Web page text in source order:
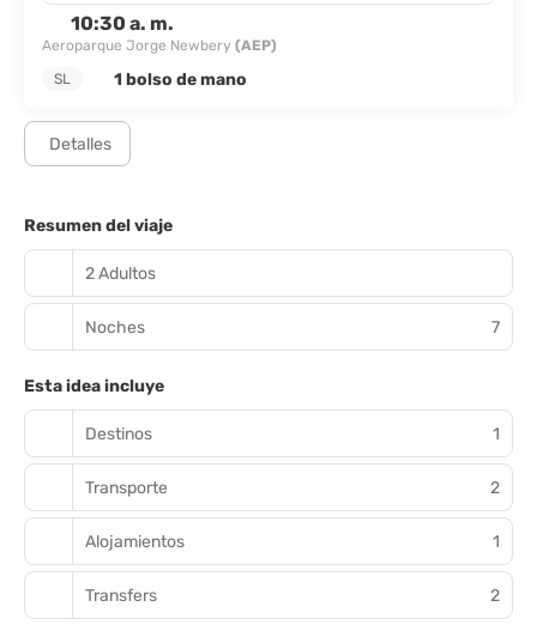
10:30 a. m.
Aeroparque Jorge Newbery (AEP)
SL
1 bolso de mano
Detalles
Resumen del viaje
2 Adultos
Noches 7
Esta idea incluye
Destinos 1
Transporte 2
Alojamientos 1
Transfers 2